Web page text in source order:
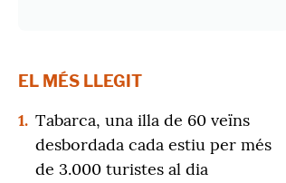
EL MÉS LLEGIT
1. Tabarca, una illa de 60 veïns
desbordada cada estiu per més
de 3.000 turistes al dia